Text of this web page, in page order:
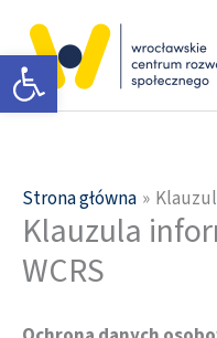
Otwórz pasek narzędzi
treści
Strona główna
Klauzula
WCRS